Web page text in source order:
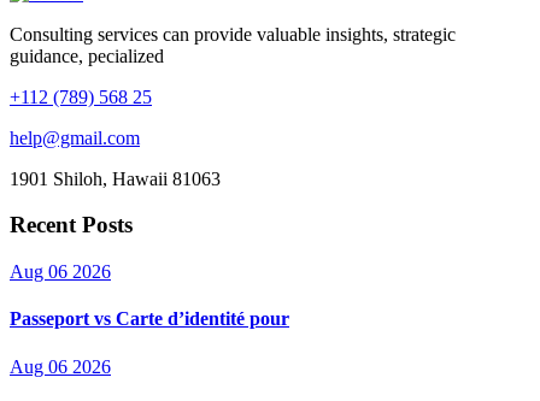
Consulting services can provide valuable insights, strategic
guidance, pecialized
+112 (789) 568 25
help@gmail.com
1901 Shiloh, Hawaii 81063
Recent Posts
Aug 06 2026
Passeport vs Carte d’identité pour
Aug 06 2026